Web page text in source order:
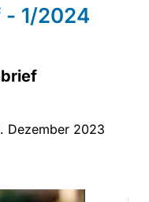
- 1/2024
Dezember 2023